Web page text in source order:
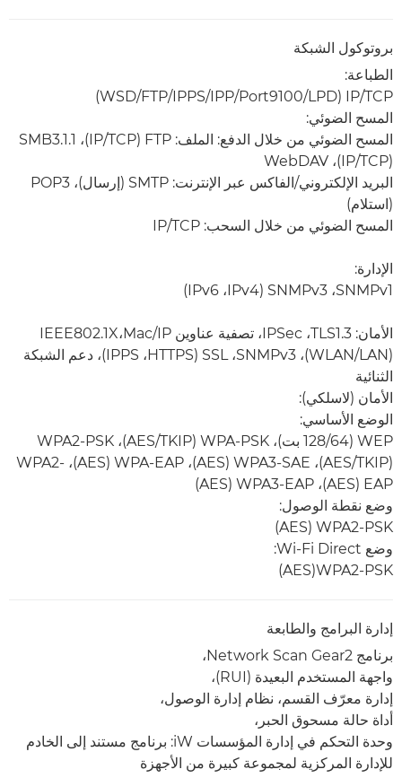
بروتوكول الشبكة
الطباعة:
TCP‏/IP ‏(LPD‏/Port9100‏/IPP‏/IPPS‏/FTP‏/WSD‏)
المسح الضوئي:
المسح الضوئي من خلال الدفع: الملف: FTP (TCP‏/IP)‏، SMB3.1.1
(TCP‏/IP)‏، WebDAV
البريد الإلكتروني/الفاكس عبر الإنترنت: SMTP (إرسال)، POP3
(استلام)
المسح الضوئي من خلال السحب: TCP‏/IP
الإدارة:
SNMPv1، ‏SNMPv3 ‏(IPv4، ‏IPv6)
(LAN/‏WLAN)، ‏SNMPv3، ‏SSL ‏(HTTPS، ‏IPPS)، دعم الشبكة
الثنائية
الأمان (لاسلكي):
الوضع الأساسي:
(TKIP‏/AES)، ‏WPA3-SAE ‏(AES)، ‏WPA-EAP ‏(AES)،‏ WPA2-
EAP‏ (AES)، ‏WPA3-EAP ‏(AES)
وضع نقطة الوصول:
WPA2-PSK ‏(AES)
وضع Wi-Fi Direct:
WPA2-PSK‏(AES)
إدارة البرامج والطابعة
برنامج Network Scan Gear2،
واجهة المستخدم البعيدة (RUI)،
إدارة معرّف القسم، نظام إدارة الوصول،
أداة حالة مسحوق الحبر،
وحدة التحكم في إدارة المؤسسات iW: برنامج مستند إلى الخادم
للإدارة المركزية لمجموعة كبيرة من الأجهزة